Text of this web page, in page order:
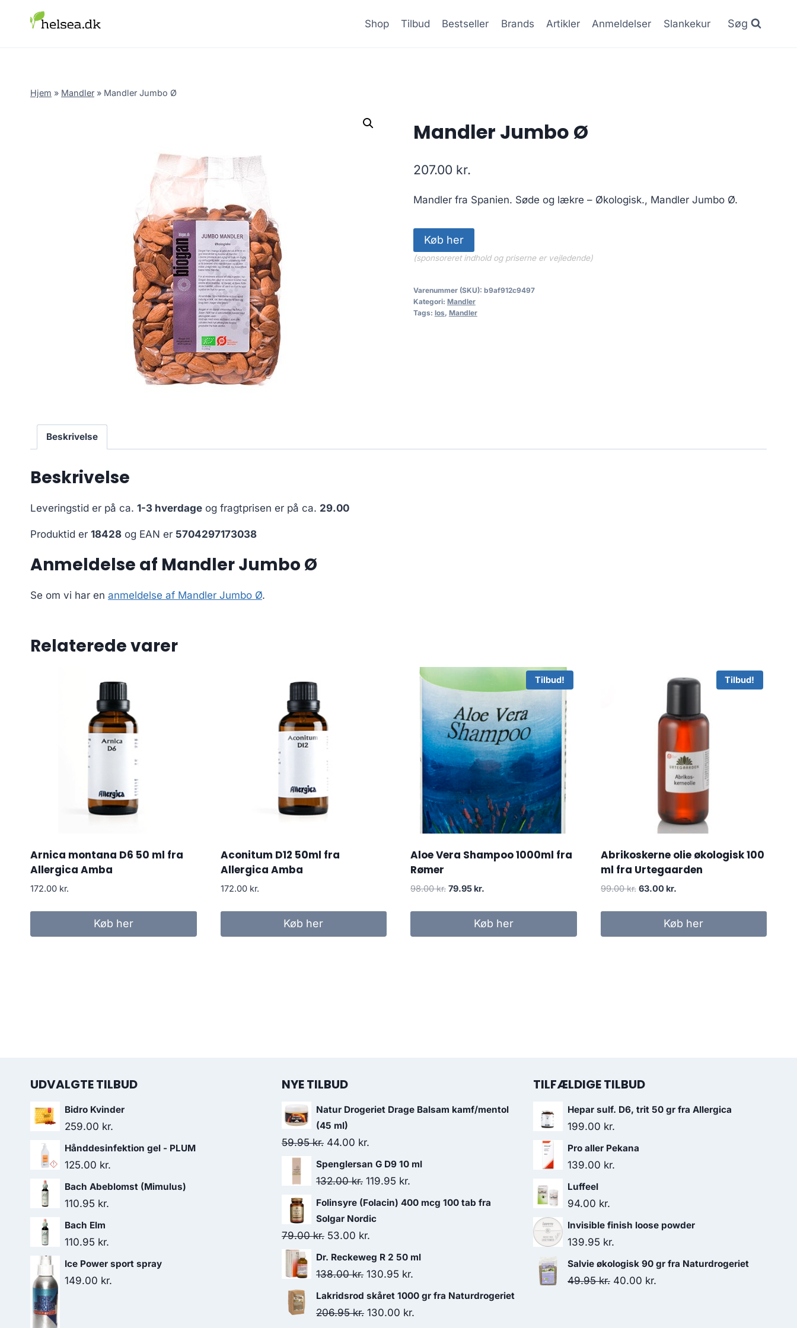
Shop Tilbud Bestseller Brands Artikler Anmeldelser Slankekur Søg
Hjem » Mandler » Mandler Jumbo Ø
Mandler Jumbo Ø
207.00 kr.
Mandler fra Spanien. Søde og lækre – Økologisk., Mandler Jumbo Ø.
Køb her
(sponsoreret indhold og priserne er vejledende)
Varenummer (SKU): b9af912c9497
Kategori: Mandler
Tags: los, Mandler
Beskrivelse
Beskrivelse
Leveringstid er på ca. 1-3 hverdage og fragtprisen er på ca. 29.00
Produktid er 18428 og EAN er 5704297173038
Anmeldelse af Mandler Jumbo Ø
Se om vi har en anmeldelse af Mandler Jumbo Ø.
Relaterede varer
Arnica montana D6 50 ml fra
Allergica Amba
172.00 kr.
Køb her
Aconitum D12 50ml fra
Allergica Amba
172.00 kr.
Køb her
Tilbud!
Aloe Vera Shampoo 1000ml fra
Rømer
98.00kr. Den
79.95 kr.
er:
Køb her
Tilbud!
Abrikoskerne olie økologisk 100
ml fra Urtegaarden
99.00kr. Den
63.00 kr.Den
er:
Køb her
UDVALGTE TILBUD
Bidro Kvinder
259.00 kr.
Hånddesinfektion gel - PLUM
125.00 kr.
Bach Abeblomst (Mimulus)
110.95 kr.
Bach Elm
110.95 kr.
Ice Power sport spray
149.00 kr.
NYE TILBUD
Natur Drogeriet Drage Balsam kamf/mentol
(45 ml)
59.95kr. Den
oprindelige
pris
59.95 kr..
44.00 kr.
aktuelle
pris
44.00 kr..
Spenglersan G D9 10 ml
132.00kr. Den
oprindelige
pris
var:
132.00 kr..
119.95 kr.
aktuelle
119.95 kr..
Folinsyre (Folacin) 400 mcg 100 tab fra
Solgar Nordic
79.00kr. Den
oprindelige
pris
79.00 kr..
53.00 kr.
aktuelle
pris
er:
53.00 kr..
Dr. Reckeweg R 2 50 ml
138.00kr. Den
oprindelige
pris
130.95 kr.
aktuelle
Lakridsrod skåret 1000 gr fra Naturdrogeriet
206.95kr. Den
130.00 kr.
TILFÆLDIGE TILBUD
Hepar sulf. D6, trit 50 gr fra Allergica
199.00 kr.
Pro aller Pekana
139.00 kr.
Luffeel
94.00 kr.
Invisible finish loose powder
139.95 kr.
Salvie økologisk 90 gr fra Naturdrogeriet
49.95kr. Den
40.00 kr.